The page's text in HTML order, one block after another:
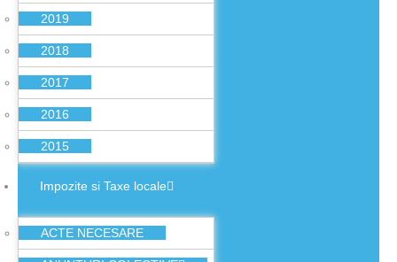
2019
2018
2017
2016
2015
Impozite si Taxe locale
ACTE NECESARE